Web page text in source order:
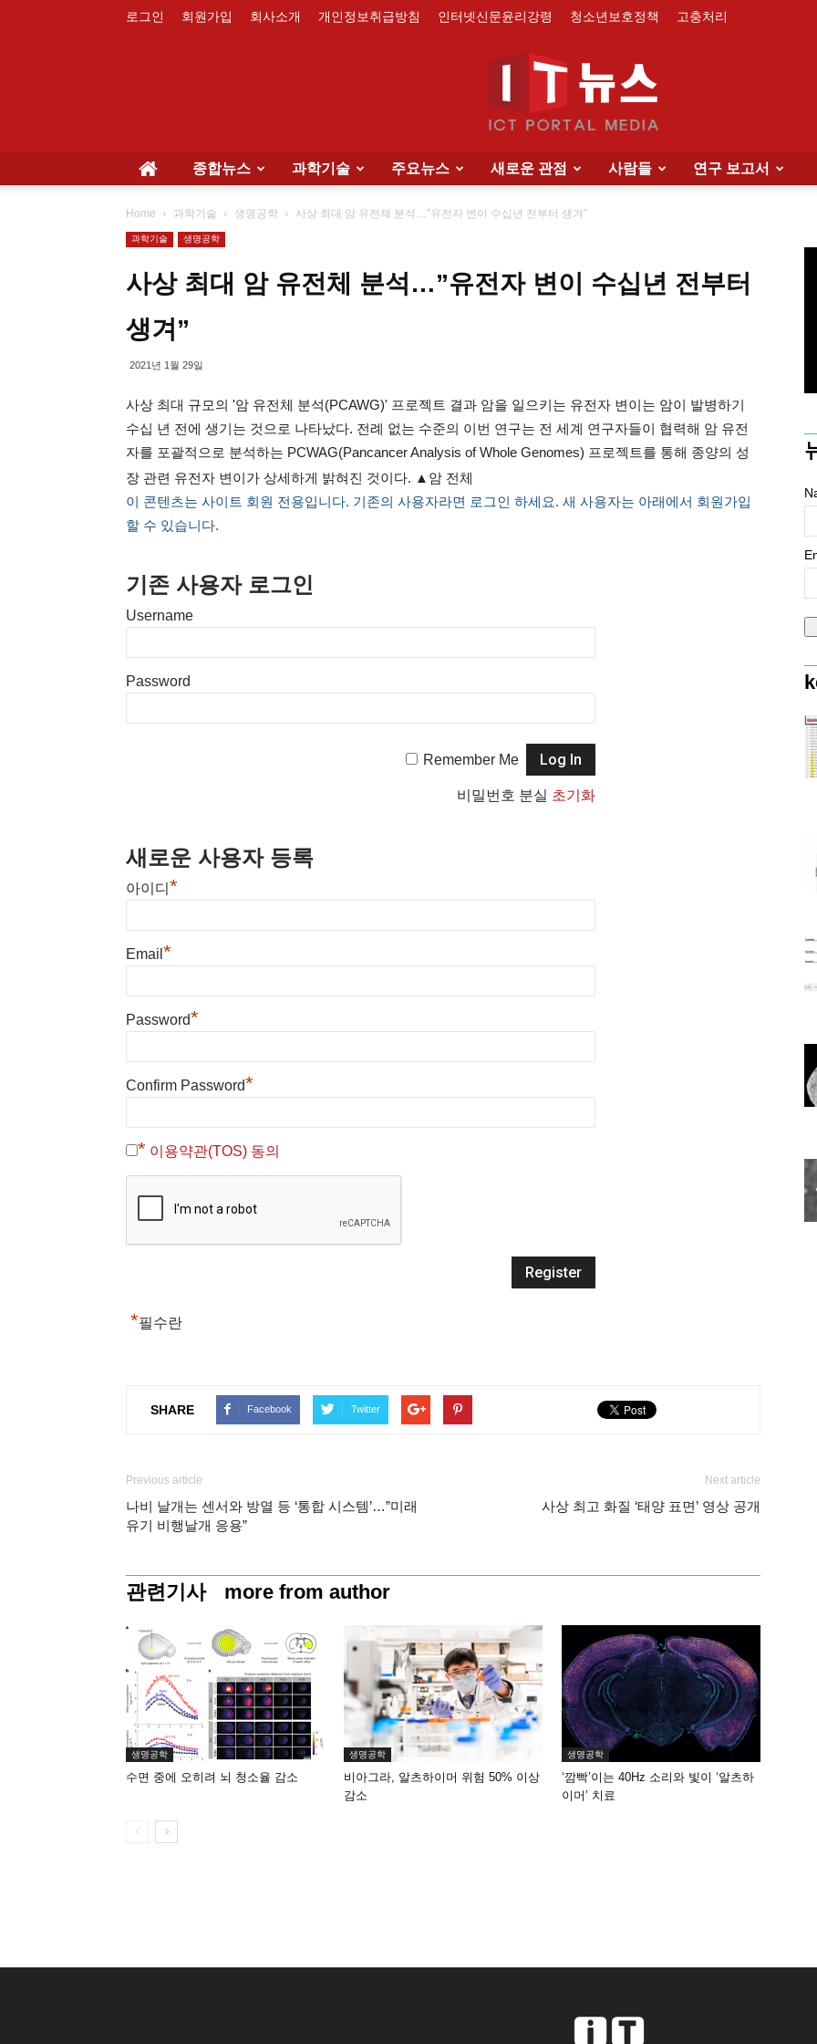
로그인 회원가입 회사소개 개인정보취급방침 인터넷신문윤리강령 청소년보호정책 고충처리
종합뉴스 과학기술 주요뉴스 새로운 관점 사람들 연구 보고서
Home 과학기술 생명공학 사상 최대 암 유전체 분석…”유전자 변이 수십년 전부터 생겨”
과학기술 생명공학
사상 최대 암 유전체 분석…”유전자 변이 수십년 전부터
생겨”
2021년 1월 29일
사상 최대 규모의 '암 유전체 분석(PCAWG)' 프로젝트 결과 암을 일으키는 유전자 변이는 암이 발병하기
수십 년 전에 생기는 것으로 나타났다. 전례 없는 수준의 이번 연구는 전 세계 연구자들이 협력해 암 유전
자를 포괄적으로 분석하는 PCWAG(Pancancer Analysis of Whole Genomes) 프로젝트를 통해 종양의 성
장 관련 유전자 변이가 상세하게 밝혀진 것이다. ▲암 전체
이 콘텐츠는 사이트 회원 전용입니다. 기존의 사용자라면 로그인 하세요. 새 사용자는 아래에서 회원가입
할 수 있습니다.
기존 사용자 로그인
Username
Password
Remember Me
비밀번호 분실 초기화
새로운 사용자 등록
아이디 *
Email *
Password*
Confirm Password*
* 이용약관(TOS) 동의
*필수란
SHARE Facebook Twitter
Previous article
나비 날개는 센서와 방열 등 ‘통합 시스템’…”미래
유기 비행날개 응용”
Next article
사상 최고 화질 ‘태양 표면’ 영상 공개
관련기사 more from author
생명공학
수면 중에 오히려 뇌 청소율 감소
생명공학
비아그라, 알츠하이머 위험 50% 이상
감소
생명공학
‘깜빡’이는 40Hz 소리와 빛이 ‘알츠하
이머’ 치료